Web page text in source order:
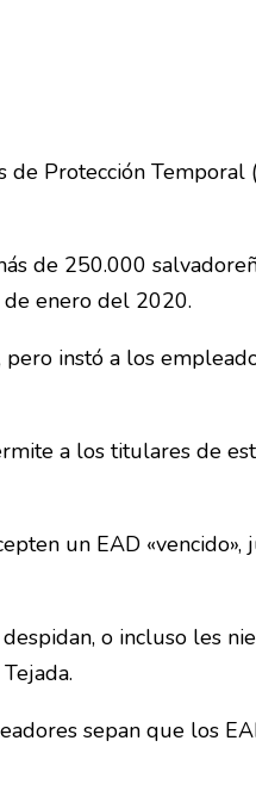
Protección Temporal
de 250.000
enero del 2020.
instó a los
a los titulares de
un EAD «vencido»,
o incluso les
sepan que los